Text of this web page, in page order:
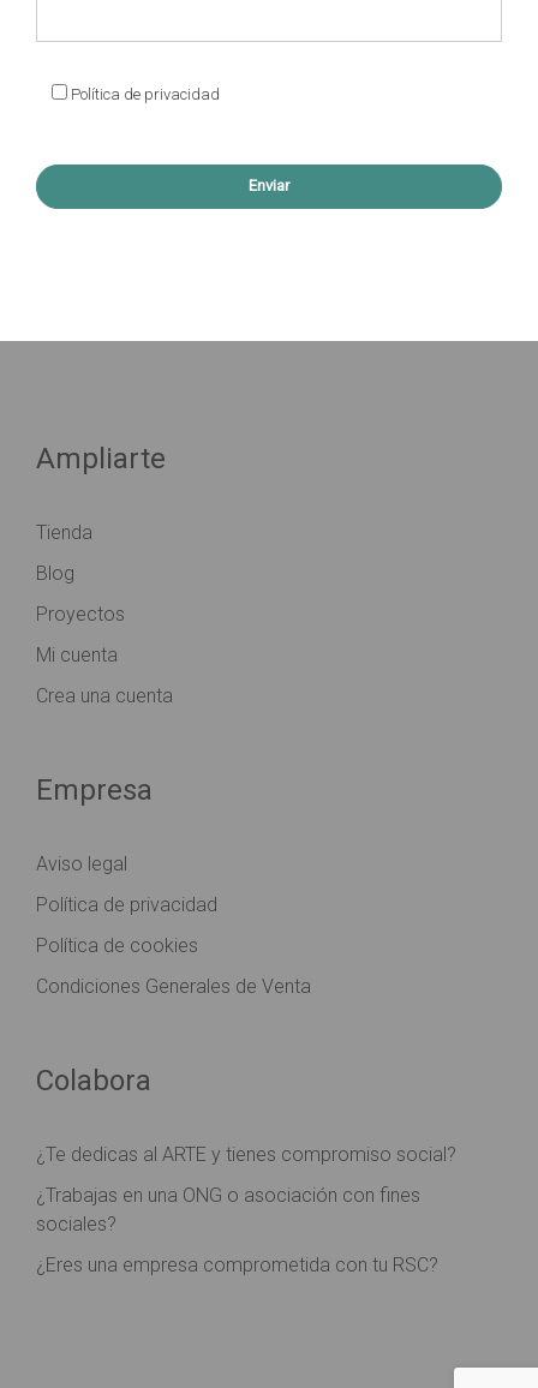
Política de privacidad
Ampliarte
Tienda
Blog
Proyectos
Mi cuenta
Crea una cuenta
Empresa
Aviso legal
Política de privacidad
Política de cookies
Condiciones Generales de Venta
Colabora
¿Te dedicas al ARTE y tienes compromiso social?
¿Trabajas en una ONG o asociación con fines
sociales?
¿Eres una empresa comprometida con tu RSC?